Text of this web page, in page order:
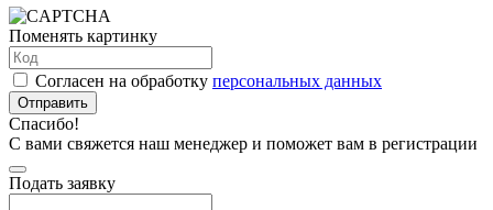
Поменять картинку
Согласен на обработку персональных данных
Отправить
Спасибо!
С вами свяжется наш менеджер и поможет вам в регистрации
Подать заявку